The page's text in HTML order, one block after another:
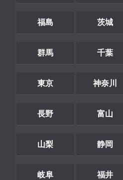
福島 茨城
群馬 千葉
東京 神奈川
長野 富山
山梨 静岡
岐阜 福井